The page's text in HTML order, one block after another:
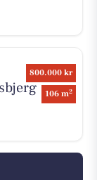
800.000 kr
106 m2